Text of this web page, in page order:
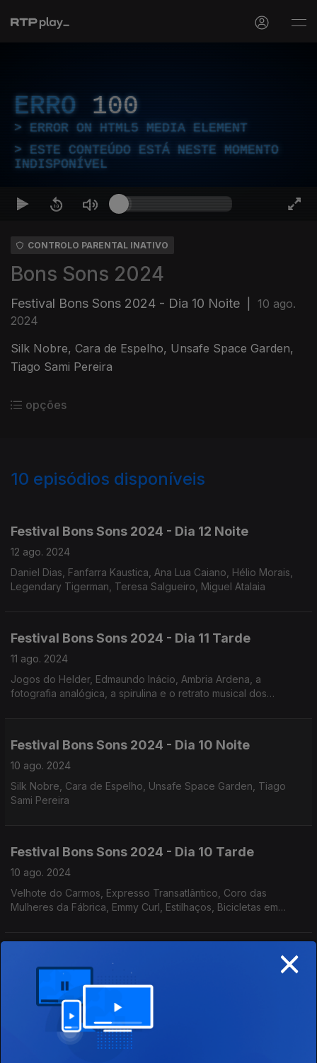
ERRO 100
ERROR ON HTML5 MEDIA ELEMENT
ESTE CONTEÚDO ESTÁ NESTE MOMENTO
INDISPONÍVEL
CONTROLO PARENTAL INATIVO
Bons Sons 2024
Festival Bons Sons 2024 - Dia 10 Noite
10 ago.
2024
Silk Nobre, Cara de Espelho, Unsafe Space Garden,
Tiago Sami Pereira
opções
10 episódios disponíveis
Festival Bons Sons 2024 - Dia 12 Noite
12 ago. 2024
Daniel Dias, Fanfarra Kaustica, Ana Lua Caiano, Hélio Morais,
Legendary Tigerman, Teresa Salgueiro, Miguel Atalaia
Festival Bons Sons 2024 - Dia 11 Tarde
11 ago. 2024
Jogos do Helder, Edmaundo Inácio, Ambria Ardena, a
fotografia analógica, a spirulina e o retrato musical dos
Festival Bons Sons 2024 - Dia 10 Noite
10 ago. 2024
Silk Nobre, Cara de Espelho, Unsafe Space Garden, Tiago
Sami Pereira
Festival Bons Sons 2024 - Dia 10 Tarde
10 ago. 2024
Velhote do Carmos, Expresso Transatlântico, Coro das
Mulheres da Fábrica, Emmy Curl, Estilhaços, Bicicletas em
09 ago. 2024
Gisela João, Adiafa, Plasticine, Club Makumba, Joana Guerra,
Diana Combo e as experiências que se vivem em Cem Soldos.
×